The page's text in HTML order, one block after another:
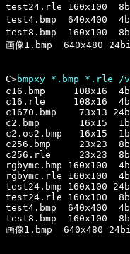
test24.rle 160x100
test4.bmp  640x400
test8.bmp  160x100
画像1.bmp  640x480
C>bmpxy *.bmp *.rle /
c16.bmp     108x16
c16.rle     108x16
c1670.bmp    73x13
c2.bmp       16x15
c2.os2.bmp   16x15
c256.bmp     23x23
c256.rle     23x23
rgbymc.bmp 160x100
rgbymc.rle 160x100
test24.bmp 160x100
test24.rle 160x100
test4.bmp  640x400
test8.bmp  160x100